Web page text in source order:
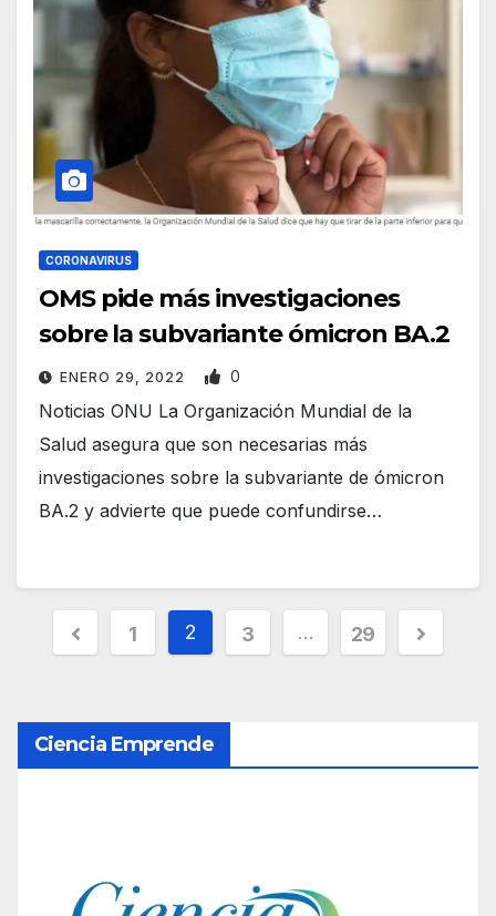
CORONAVIRUS
OMS pide más investigaciones
sobre la subvariante ómicron BA.2
ENERO 29, 2022 0
Noticias ONU La Organización Mundial de la
Salud asegura que son necesarias más
investigaciones sobre la subvariante de ómicron
BA.2 y advierte que puede confundirse…
g
i
1 2 3 … 29
Ciencia Emprende